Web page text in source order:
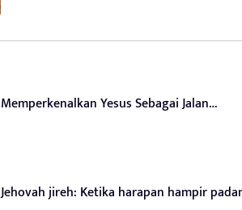
Memperkenalkan Yesus Sebagai Jalan…
Jehovah jireh: Ketika harapan hampir